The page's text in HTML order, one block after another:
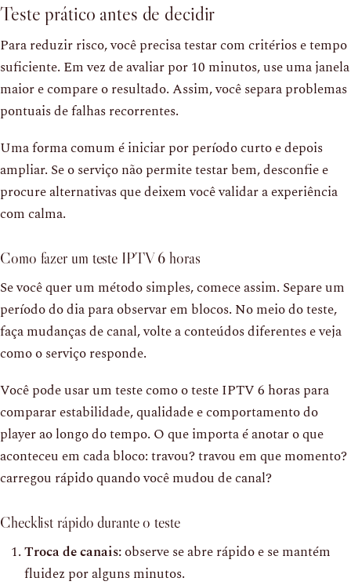
Teste prático antes de decidir
Para reduzir risco, você precisa testar com critérios e tempo
suficiente. Em vez de avaliar por 10 minutos, use uma janela
maior e compare o resultado. Assim, você separa problemas
pontuais de falhas recorrentes.
Uma forma comum é iniciar por período curto e depois
ampliar. Se o serviço não permite testar bem, desconfie e
procure alternativas que deixem você validar a experiência
com calma.
Como fazer um teste IPTV 6 horas
Se você quer um método simples, comece assim. Separe um
período do dia para observar em blocos. No meio do teste,
faça mudanças de canal, volte a conteúdos diferentes e veja
como o serviço responde.
Você pode usar um teste como o teste IPTV 6 horas para
comparar estabilidade, qualidade e comportamento do
player ao longo do tempo. O que importa é anotar o que
aconteceu em cada bloco: travou? travou em que momento?
carregou rápido quando você mudou de canal?
Checklist rápido durante o teste
Troca de canais:observe se abre rápido e se mantém
fluidez por alguns minutos.